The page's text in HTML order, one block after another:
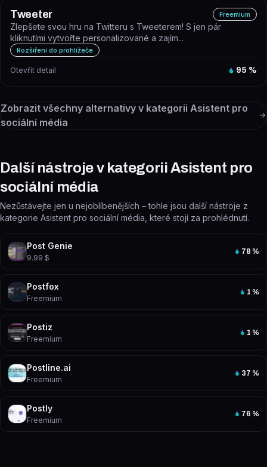
Tweeter Freemium
Zlepšete svou hru na Twitteru s Tweeterem! S jen pár
kliknutími vytvořte personalizované a zajím...
Rozšíření do prohlížeče
Otevřít detail 95 %
Zobrazit všechny alternativy v kategorii Asistent pro
sociální média
Další nástroje v kategorii Asistent pro
sociální média
Nezůstávejte jen u nejoblíbenějších – tohle jsou další nástroje z
kategorie Asistent pro sociální média, které stojí za prohlédnutí.
Post Genie
9.99 $
78 %
Postfox
Freemium
1 %
Postiz
Freemium
1 %
Postline.ai
Freemium
37 %
Postly
Freemium
76 %